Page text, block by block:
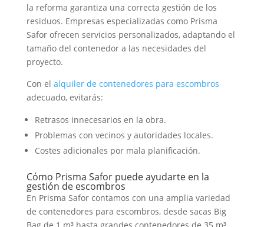
la reforma garantiza una correcta gestión de los
residuos. Empresas especializadas como Prisma
Safor ofrecen servicios personalizados, adaptando el
tamaño del contenedor a las necesidades del
proyecto.
Con el alquiler de contenedores para escombros
adecuado, evitarás:
Retrasos innecesarios en la obra.
Problemas con vecinos y autoridades locales.
Costes adicionales por mala planificación.
Cómo Prisma Safor puede ayudarte en la
gestión de escombros
En Prisma Safor contamos con una amplia variedad
de contenedores para escombros, desde sacas Big
Bag de 1 m³ hasta grandes contenedores de 35 m³.